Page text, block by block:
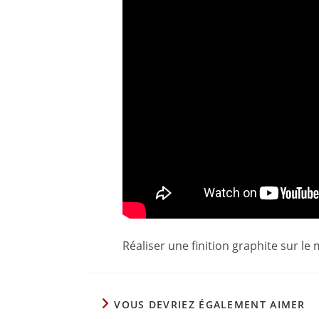
Réaliser une finition graphite sur le
VOUS DEVRIEZ ÉGALEMENT AIMER